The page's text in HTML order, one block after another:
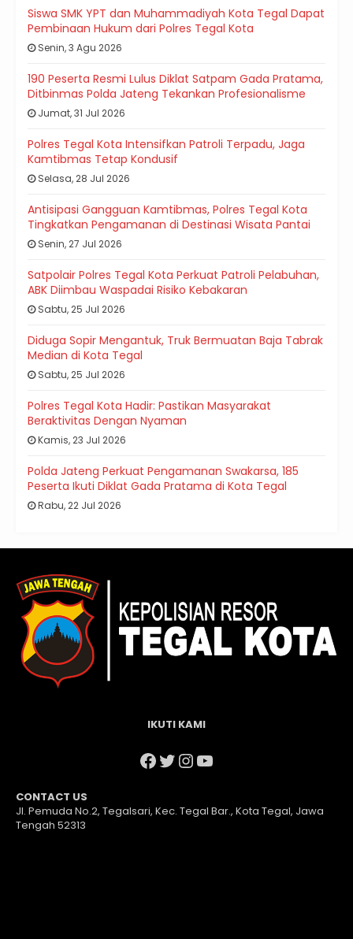
Siswa SMK YPT dan Muhammadiyah Kota Tegal Dapat
Pembinaan Hukum dari Polres Tegal Kota
Senin, 3 Agu 2026
190 Peserta Resmi Lulus Diklat Satpam Gada Pratama,
Ditbinmas Polda Jateng Tekankan Profesionalisme
Jumat, 31 Jul 2026
Polres Tegal Kota Intensifkan Patroli Terpadu, Jaga
Kamtibmas Tetap Kondusif
Selasa, 28 Jul 2026
Antisipasi Gangguan Kamtibmas, Polres Tegal Kota
Tingkatkan Pengamanan di Destinasi Wisata Pantai
Senin, 27 Jul 2026
Satpolair Polres Tegal Kota Perkuat Patroli Pelabuhan,
ABK Diimbau Waspadai Risiko Kebakaran
Sabtu, 25 Jul 2026
Diduga Sopir Mengantuk, Truk Bermuatan Baja Tabrak
Median di Kota Tegal
Sabtu, 25 Jul 2026
Polres Tegal Kota Hadir: Pastikan Masyarakat
Beraktivitas Dengan Nyaman
Kamis, 23 Jul 2026
Polda Jateng Perkuat Pengamanan Swakarsa, 185
Peserta Ikuti Diklat Gada Pratama di Kota Tegal
Rabu, 22 Jul 2026
IKUTI KAMI
Facebook
Twitter
Instagram
YouTube
CONTACT US
Jl. Pemuda No.2, Tegalsari, Kec. Tegal Bar., Kota Tegal, Jawa
Tengah 52313